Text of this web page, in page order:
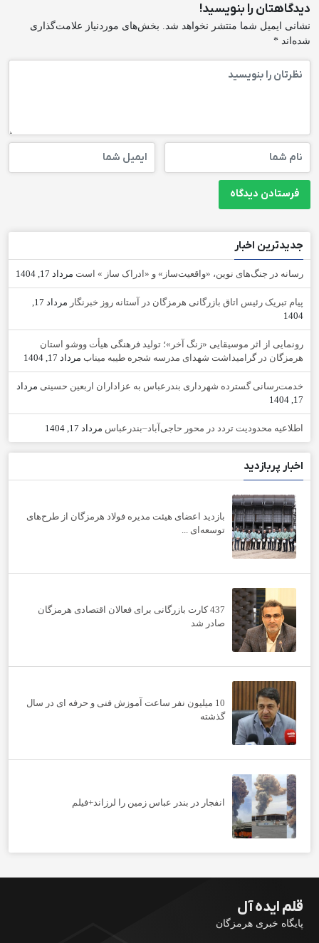
دیدگاهتان را بنویسید!
نشانی ایمیل شما منتشر نخواهد شد. بخش‌های موردنیاز علامت‌گذاری
شده‌اند *
جدیدترین اخبار
رسانه در جنگ‌های نوین، «واقعیت‌ساز» و «ادراک ساز » است مرداد 17, 1404
پیام تبریک رئیس اتاق بازرگانی هرمزگان در آستانه روز خبرنگار
1404
رونمایی از اثر موسیقایی «زنگ آخر»؛ تولید فرهنگی هیأت ووشو استان
هرمزگان در گرامیداشت شهدای مدرسه شجره طیبه میناب مرداد 17, 1404
خدمت‌رسانی گسترده شهرداری بندرعباس به عزاداران اربعین حسینی مرداد
17, 1404
اطلاعیه محدودیت تردد در محور حاجی‌آباد–بندرعباس مرداد 17, 1404
اخبار پربازدید
بازدید اعضای هیئت مدیره فولاد هرمزگان از طرح‌های
توسعه‌ای ...
437 کارت بازرگانی برای فعالان اقتصادی هرمزگان
صادر شد
10 میلیون نفر ساعت آموزش فنی و حرفه ای در سال
گذشته
انفجار در بندر عباس زمین را لرزاند+فیلم
قلم ایده آل
پایگاه خبری هرمزگان